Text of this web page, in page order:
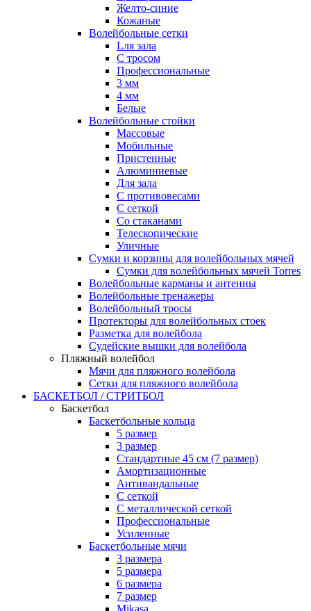
Желто-синие
Кожаные
Волейбольные сетки
Lля зала
C тросом
Профессиональные
3 мм
4 мм
Белые
Волейбольные стойки
Массовые
Мобильные
Пристенные
Алюминиевые
Для зала
С противовесами
С сеткой
Со стаканами
Телескопические
Уличные
Сумки и корзины для волейбольных мячей
Сумки для волейбольных мячей Torres
Волейбольные карманы и антенны
Волейбольные тренажеры
Волейбольный тросы
Протекторы для волейбольных стоек
Разметка для волейбола
Судейские вышки для волейбола
Пляжный волейбол
Мячи для пляжного волейбола
Сетки для пляжного волейбола
БАСКЕТБОЛ / СТРИТБОЛ
Баскетбол
Баскетбольные кольца
5 размер
3 размер
Стандартные 45 см (7 размер)
Амортизационные
Антивандальные
С сеткой
С металлической сеткой
Профессиональные
Усиленные
Баскетбольные мячи
3 размера
5 размера
6 размера
7 размер
Mikasa